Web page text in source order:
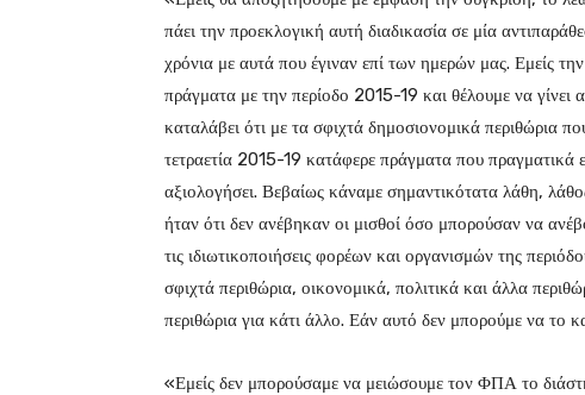
πάει την προεκλογική αυτή διαδικασία σε μία
χρόνια με αυτά που έγιναν επί των ημερών μας. Εμείς
πράγματα με την περίοδο 2015-19 και θέλουμε να
καταλάβει ότι με τα σφιχτά δημοσιονομικά περιθώρια
τετραετία 2015-19 κατάφερε πράγματα που πραγματικά
αξιολογήσει. Βεβαίως κάναμε σημαντικότατα λάθη,
ήταν ότι δεν ανέβηκαν οι μισθοί όσο μπορούσαν να
τις ιδιωτικοποιήσεις φορέων και οργανισμών της
σφιχτά περιθώρια, οικονομικά, πολιτικά και άλλα
περιθώρια για κάτι άλλο. Εάν αυτό δεν μπορούμε να το
«Εμείς δεν μπορούσαμε να μειώσουμε τον ΦΠΑ το